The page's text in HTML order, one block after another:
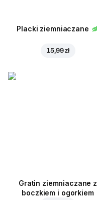
Placki ziemniaczane
15,99 zł
Gratin ziemniaczane z
boczkiem i ogorkiem